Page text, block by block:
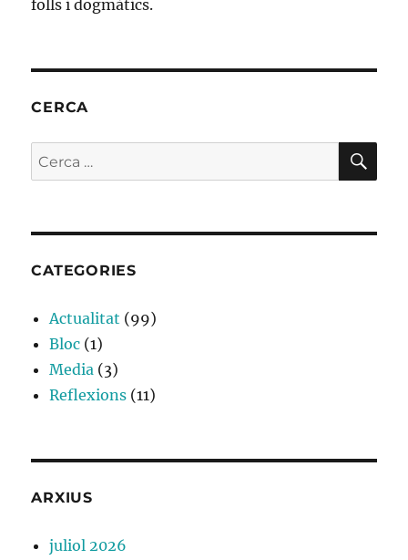
folls i dogmàtics.
CERCA
Cerca:
CATEGORIES
Actualitat (99)
Bloc (1)
Media (3)
Reflexions (11)
ARXIUS
juliol 2026